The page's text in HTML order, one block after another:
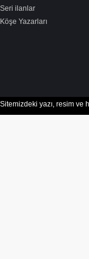
Seri ilanlar
Köşe Yazarları
Sitemizdeki yazı, resim ve